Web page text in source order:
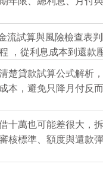
流試算與風險檢查表
，從利息成本到還款
清楚貸款試算公式解析
本，避免只降月付反
借十萬也可能差很大，
核標準、額度與還款